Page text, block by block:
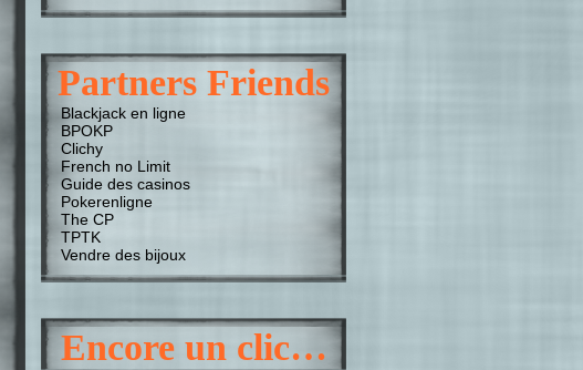
Partners Friends
Blackjack en ligne
BPOKP
Clichy
French no Limit
Guide des casinos
Pokerenligne
The CP
TPTK
Vendre des bijoux
Encore un clic…